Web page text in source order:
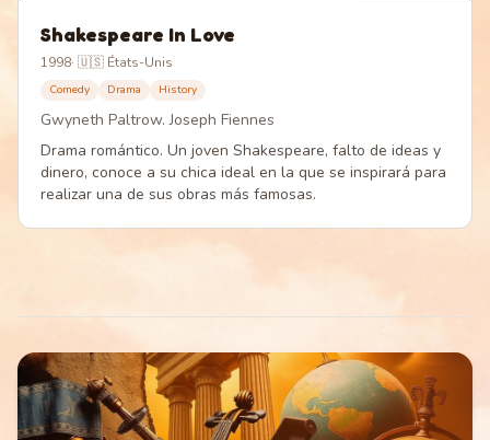
Shakespeare In Love
1998· 🇺🇸 États-Unis
Comedy Drama History
Gwyneth Paltrow. Joseph Fiennes
Drama romántico. Un joven Shakespeare, falto de ideas y
dinero, conoce a su chica ideal en la que se inspirará para
realizar una de sus obras más famosas.